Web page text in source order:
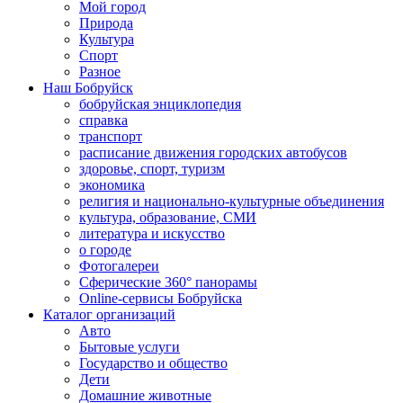
Мой город
Природа
Культура
Спорт
Разное
Наш Бобруйск
бобруйская энциклопедия
справка
транспорт
расписание движения городских автобусов
здоровье, спорт, туризм
экономика
религия и национально-культурные объединения
культура, образование, СМИ
литература и искусство
о городе
Фотогалереи
Сферические 360° панорамы
Online-сервисы Бобруйска
Каталог организаций
Авто
Бытовые услуги
Государство и общество
Дети
Домашние животные